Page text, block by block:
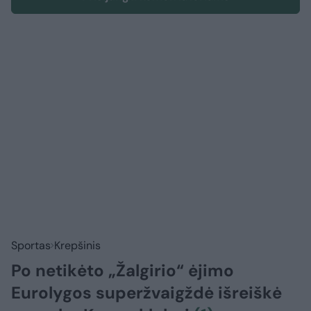
Sportas Krepšinis
Po netikėto „Žalgirio“ ėjimo
Eurolygos superžvaigždė išreiškė